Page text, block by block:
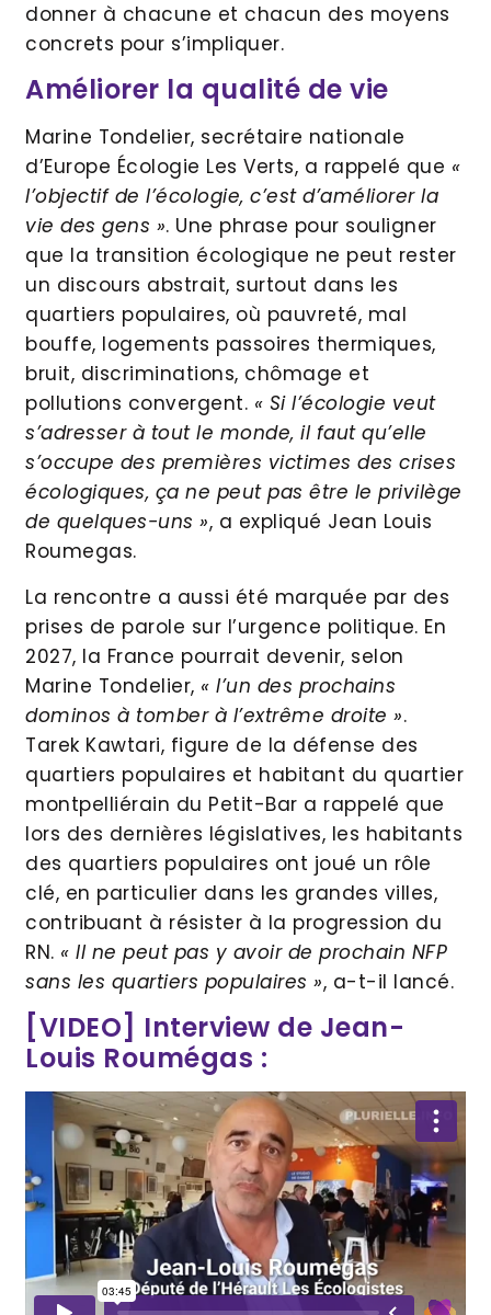
donner à chacune et chacun des moyens
concrets pour s’impliquer.
Améliorer la qualité de vie
Marine Tondelier, secrétaire nationale
d’Europe Écologie Les Verts, a rappelé que «
l’objectif de l’écologie, c’est d’améliorer la
vie des gens ». Une phrase pour souligner
que la transition écologique ne peut rester
un discours abstrait, surtout dans les
quartiers populaires, où pauvreté, mal
bouffe, logements passoires thermiques,
bruit, discriminations, chômage et
pollutions convergent. « Si l’écologie veut
s’adresser à tout le monde, il faut qu’elle
s’occupe des premières victimes des crises
écologiques, ça ne peut pas être le privilège
de quelques-uns », a expliqué Jean Louis
Roumegas.
La rencontre a aussi été marquée par des
prises de parole sur l’urgence politique. En
2027, la France pourrait devenir, selon
Marine Tondelier, « l’un des prochains
dominos à tomber à l’extrême droite ».
Tarek Kawtari, figure de la défense des
quartiers populaires et habitant du quartier
montpelliérain du Petit-Bar a rappelé que
lors des dernières législatives, les habitants
des quartiers populaires ont joué un rôle
clé, en particulier dans les grandes villes,
contribuant à résister à la progression du
RN. « Il ne peut pas y avoir de prochain NFP
sans les quartiers populaires », a-t-il lancé.
[VIDEO] Interview de Jean-
Louis Roumégas :